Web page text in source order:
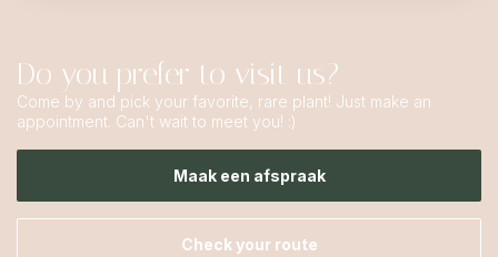
Do you prefer to visit us?
Come by and pick your favorite, rare plant! Just make an
appointment. Can't wait to meet you! :)
Maak een afspraak
Check your route